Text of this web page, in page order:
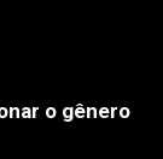
o gênero